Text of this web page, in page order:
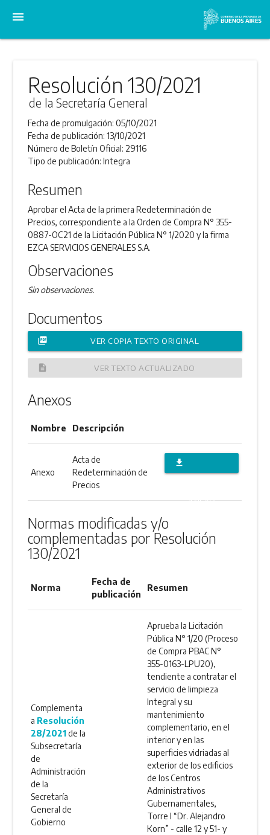
menu
Resolución 130/2021
de la Secretaría General
Fecha de promulgación:05/10/2021
Fecha de publicación:13/10/2021
Número de Boletín Oficial: 29116
Tipo de publicación:Integra
Resumen
Aprobar el Acta de la primera Redeterminación de
Precios, correspondiente a la Orden de Compra N° 355-
0887-OC21 de la Licitación Pública N° 1/2020 y la firma
EZCA SERVICIOS GENERALES S.A.
Observaciones
Sin observaciones.
Documentos
picture_as_pdf VER COPIA TEXTO ORIGINAL
description VER TEXTO ACTUALIZADO
Anexos
Nombre Descripción
Anexo
Acta de
Redeterminación de
Precios
file_download
ANEXO
Normas modificadas y/o
complementadas por Resolución
130/2021
Norma
Fecha de
publicación
Resumen
Complementa
a Resolución
28/2021de la
Subsecretaría
de
Administración
de la
Secretaría
General de
Gobierno
Aprueba la Licitación
Pública N° 1/20 (Proceso
de Compra PBAC N°
355-0163-LPU20),
tendiente a contratar el
servicio de limpieza
Integral y su
mantenimiento
complementario, en el
interior y en las
superficies vidriadas al
exterior de los edificios
de los Centros
Administrativos
Gubernamentales,
Torre I “Dr. Alejandro
Korn” - calle 12 y 51- y